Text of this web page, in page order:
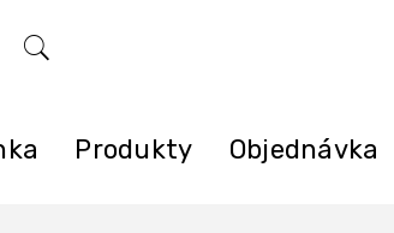
Produkty Objednávka